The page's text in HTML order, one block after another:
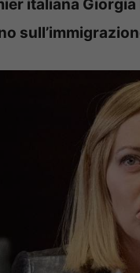
italiana